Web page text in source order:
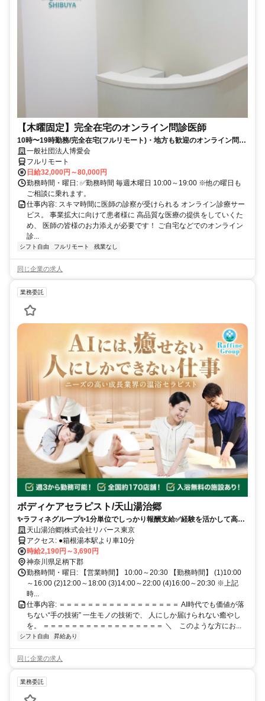
【木曜固定】完全在宅のオンライン問診医師
10時〜19時勤務/完全在宅(フルリモート)・地方も歓迎のオンライン問診
業務一般社団法人博愛会
フルリモート
日給32,000円～80,000円
勤務時間・曜日: ✅勤務時間 毎週木曜日 10:00～19:00 ※他の曜日も
ご相談に乗れます。
仕事内容: スキマ時間に医師の診察が受けられる オンライン診療サー
ビス。 事業拡大に向けて患者様に 高品質な医療の提供をしていくた
め、 医師の皆様のお力添えが必要です！ ご自宅などでのオンライン
診...
シフト自由 フルリモート 残業なし
同じ企業の求人
業務委託
ボディケアセラピスト/天山湯治郷
✨️ラフィネグループ✨1分単位でしっかり報酬支給️✅経験を活かして高時
給✅ブランクOK✅️無料研修ありで安心✅️異業種からの転職実績多数！一
生ものの技術が身につく◎自分のペースで働ける◎
天山湯治郷|株式会社リバース東京
アクセス: ●箱根湯本駅より車10分
時給2,190円～3,690円
神奈川県足柄下郡
勤務時間・曜日: 【営業時間】 10:00～20:30 【勤務時間】 (1)10:00
～16:00 (2)12:00～18:00 (3)14:00～22:00 (4)16:00～20:30 ※上記
時...
仕事内容: ＝＝＝＝＝＝＝＝＝＝＝＝＝＝＝＝＝ AI時代でも価値が落
ちない“手の技術” 一生モノの技術で、 人にしか届けられない癒やし
を。 ＝＝＝＝＝＝＝＝＝＝＝＝＝＝＝＝＝ ＼ このような方にお...
シフト自由 昇給あり
同じ企業の求人
業務委託